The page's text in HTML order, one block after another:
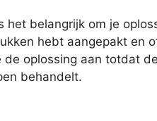
het belangrijk om je
hebt aangepakt en
oplossing aan totdat
behandelt.